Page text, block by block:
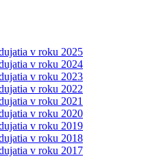
v roku 2025
v roku 2024
v roku 2023
v roku 2022
v roku 2021
v roku 2020
v roku 2019
v roku 2018
v roku 2017